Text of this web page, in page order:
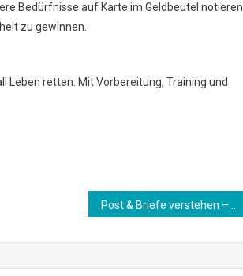
Bedürfnisse auf Karte im Geldbeutel notieren.
zu gewinnen.
Leben retten. Mit Vorbereitung, Training und